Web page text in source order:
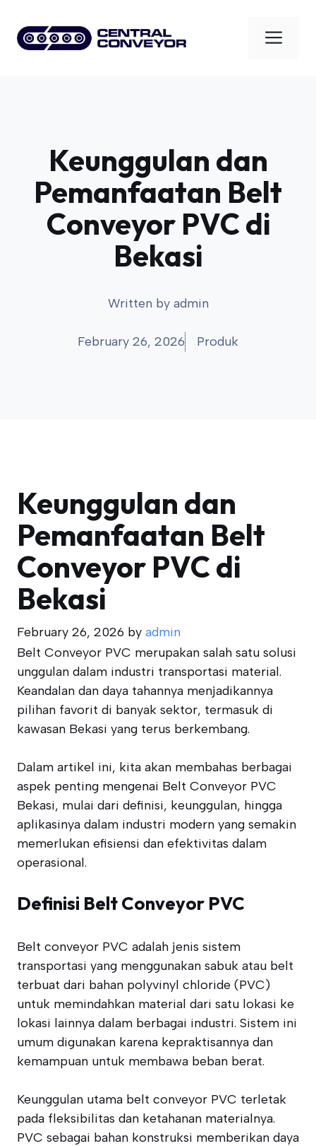
content
Keunggulan dan
Pemanfaatan Belt
Conveyor PVC di
Bekasi
Written by admin
February 26, 2026 Produk
Keunggulan dan
Pemanfaatan Belt
Conveyor PVC di
Bekasi
February 26, 2026 by admin
Belt Conveyor PVC merupakan salah satu solusi
unggulan dalam industri transportasi material.
Keandalan dan daya tahannya menjadikannya
pilihan favorit di banyak sektor, termasuk di
kawasan Bekasi yang terus berkembang.
Dalam artikel ini, kita akan membahas berbagai
aspek penting mengenai Belt Conveyor PVC
Bekasi, mulai dari definisi, keunggulan, hingga
aplikasinya dalam industri modern yang semakin
memerlukan efisiensi dan efektivitas dalam
operasional.
Definisi Belt Conveyor PVC
Belt conveyor PVC adalah jenis sistem
transportasi yang menggunakan sabuk atau belt
terbuat dari bahan polyvinyl chloride (PVC)
untuk memindahkan material dari satu lokasi ke
lokasi lainnya dalam berbagai industri. Sistem ini
umum digunakan karena kepraktisannya dan
kemampuan untuk membawa beban berat.
Keunggulan utama belt conveyor PVC terletak
pada fleksibilitas dan ketahanan materialnya.
PVC sebagai bahan konstruksi memberikan daya